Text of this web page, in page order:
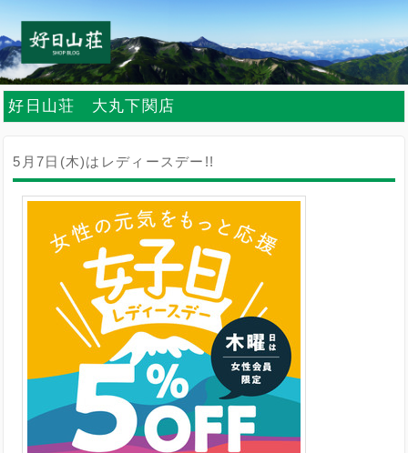
好日山荘 大丸下関店
5月7日(木)はレディースデー!!